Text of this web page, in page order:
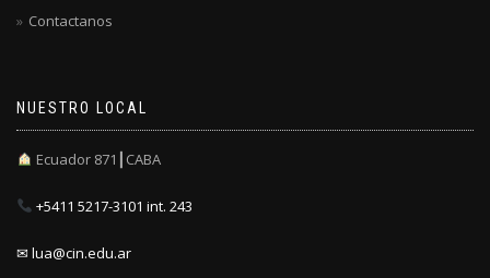
Contactanos
NUESTRO LOCAL
Ecuador 871┃CABA
+5411 5217-3101 int. 243
✉ lua@cin.edu.ar